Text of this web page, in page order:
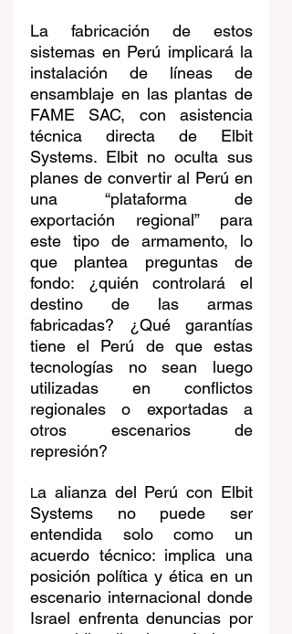
La fabricación de estos
sistemas en Perú implicará la
instalación de líneas de
ensamblaje en las plantas de
FAME SAC, con asistencia
técnica directa de Elbit
Systems. Elbit no oculta sus
planes de convertir al Perú en
una “plataforma de
exportación regional” para
este tipo de armamento, lo
que plantea preguntas de
fondo: ¿quién controlará el
destino de las armas
fabricadas? ¿Qué garantías
tiene el Perú de que estas
tecnologías no sean luego
utilizadas en conflictos
regionales o exportadas a
otros escenarios de
represión?
La alianza del Perú con Elbit
Systems no puede ser
entendida solo como un
acuerdo técnico: implica una
posición política y ética en un
escenario internacional donde
Israel enfrenta denuncias por